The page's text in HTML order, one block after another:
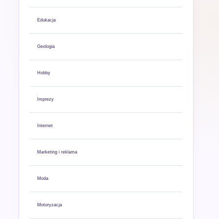
Edukacja
Geologia
Hobby
Imprezy
Internet
Marketing i reklama
Moda
Motoryzacja